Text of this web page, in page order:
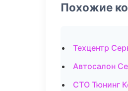
Похожие
Техцентр
Автосалон
СТО Тюнинг